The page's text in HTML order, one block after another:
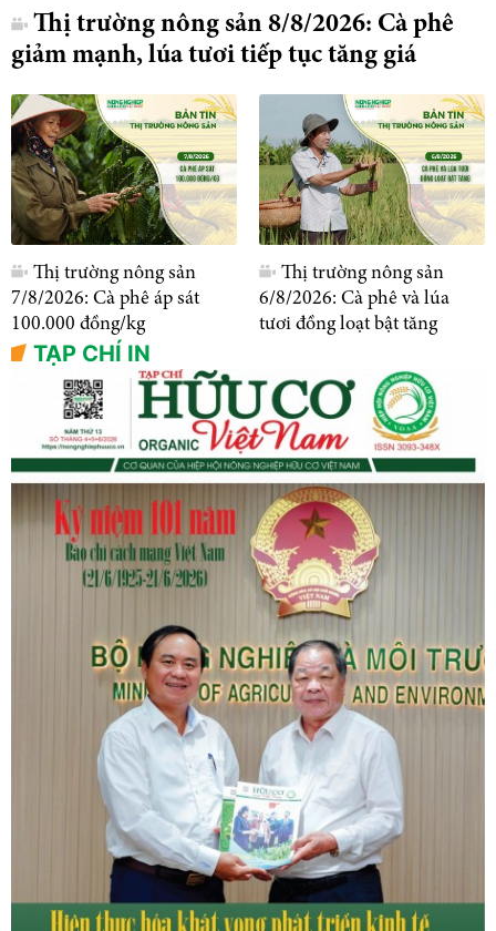
Thị trường nông sản 8/8/2026: Cà phê
giảm mạnh, lúa tươi tiếp tục tăng giá
Thị trường nông sản
7/8/2026: Cà phê áp sát
100.000 đồng/kg
Thị trường nông sản
6/8/2026: Cà phê và lúa
tươi đồng loạt bật tăng
TẠP CHÍ IN